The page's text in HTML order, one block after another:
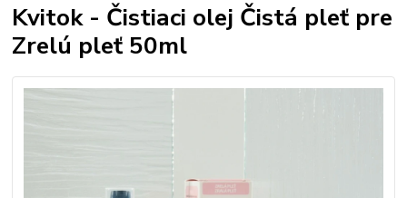
Kvitok - Čistiaci olej Čistá pleť pre
Zrelú pleť 50ml